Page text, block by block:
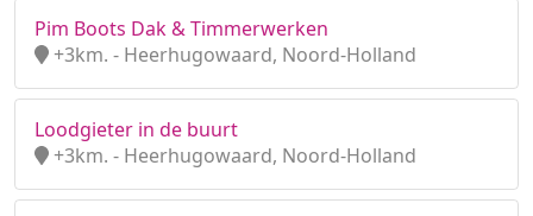
Pim Boots Dak & Timmerwerken
+3km. - Heerhugowaard, Noord-Holland
Loodgieter in de buurt
+3km. - Heerhugowaard, Noord-Holland